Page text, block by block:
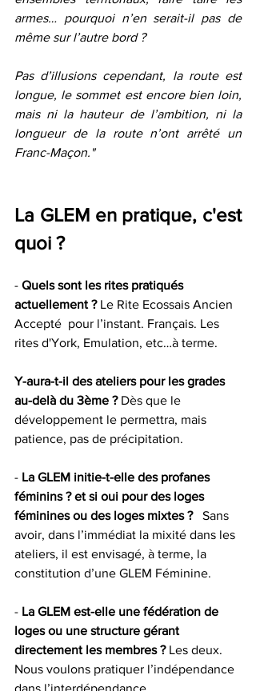
armes… pourquoi n’en serait-il pas de
même sur l’autre bord ?
Pas d’illusions cependant, la route est
longue, le sommet est encore bien loin,
mais ni la hauteur de l’ambition, ni la
longueur de la route n’ont arrêté un
Franc-Maçon."
La GLEM en pratique, c'est
quoi ?
- Quels sont les rites pratiqués
actuellement ? Le Rite Ecossais Ancien
Accepté  pour l’instant. Français. Les
rites d'York, Emulation, etc…à terme.
Y-aura-t-il des ateliers pour les grades
au-delà du 3ème ? Dès que le
développement le permettra, mais
patience, pas de précipitation.
- La GLEM initie-t-elle des profanes
féminins ? et si oui pour des loges
féminines ou des loges mixtes ?
   Sans
avoir, dans l’immédiat la mixité dans les
ateliers, il est envisagé, à terme, la
constitution d’une GLEM Féminine.
- La GLEM est-elle une fédération de
loges ou une structure gérant
directement les membres ? Les deux.
Nous voulons pratiquer l’indépendance